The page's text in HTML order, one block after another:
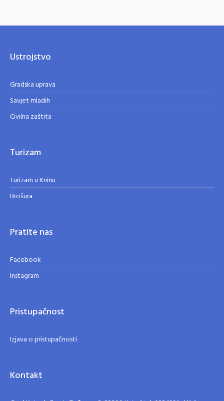
Ustrojstvo
Gradska uprava
Savjet mladih
Civilna zaštita
Turizam
Turizam u Kninu
Brošura
Pratite nas
Facebook
Instagram
Pristupačnost
Izjava o pristupačnosti
Kontakt